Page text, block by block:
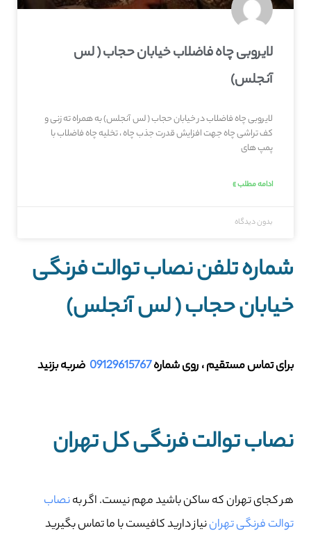
لایروبی چاه فاضلاب خیابان حجاب ( لس
آنجلس)
لایروبی چاه فاضلاب در خیابان حجاب ( لس آنجلس) به همراه ته زنی و
کف تراشی چاه جهت افزایش قدرت جذب چاه ، تخلیه چاه فاضلاب با
پمپ های
ادامه مطلب »
بدون دیدگاه
شماره تلفن نصاب توالت فرنگی
خیابان حجاب ( لس آنجلس)
برای تماس مستقیم ، روی شماره09129615767 ضربه بزنید
نصاب توالت فرنگی کل تهران
هر کجای تهران که ساکن باشید مهم نیست. اگر بهنصاب
توالت فرنگی تهراننیاز دارید کافیست با ما تماس بگیرید